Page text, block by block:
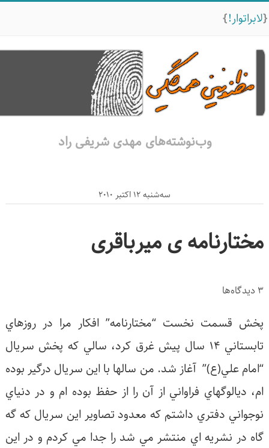
وب‌نوشته‌های مهدی شریفی راد
سه‌شنبه 12 اکتبر 2010
ی میرباقری
قسمت نخست “مختارنامه” افكار مرا در روزهاي
تابستاني 14 سال پيش غرق كرد، سالي كه پخش سريال
علي(ع)” آغاز شد. من سالها با اين سريال درگير بوده
ديالوگهاي فراواني از آن را از حفظ بوده ام و در دنياي
دفتري داشتم كه معدود تصاوير اين سريال كه گه
در نشريه اي منتشر مي شد را جدا مي كردم و در اين